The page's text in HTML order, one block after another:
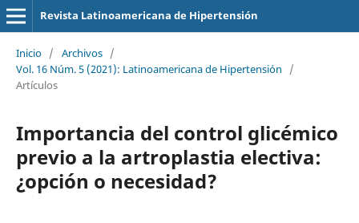
Revista Latinoamericana de Hipertensión
Inicio / Archivos /
Vol. 16 Núm. 5 (2021): Latinoamericana de Hipertensión
/
Artículos
Importancia del control glicémico
previo a la artroplastia electiva:
¿opción o necesidad?